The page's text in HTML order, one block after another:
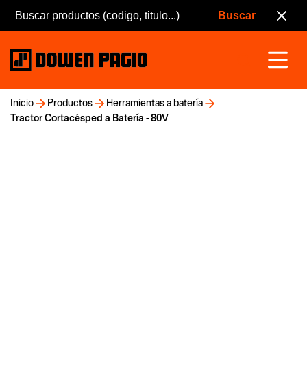
Inicio Productos
Herramientas a batería
Tractor Cortacésped a Batería - 80V